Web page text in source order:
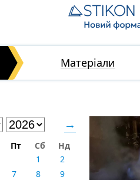
Матеріали
→
Пт Сб
Нд
1
2
7 8
9